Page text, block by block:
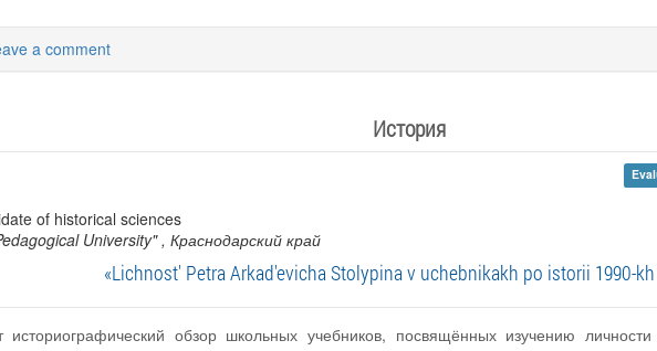
a comment
История
of historical sciences
University" , Краснодарский край
«Lichnost' Petra Arkad'evicha Stolypina v uchebnikakh po istorii 1990-
историографический обзор школьных учебников, посвящённых изучению